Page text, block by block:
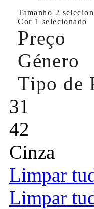
Tamanho 2
Cor 1 selecionado
Preço
Género
Tipo de
31
42
Cinza
Limpar
Limpar